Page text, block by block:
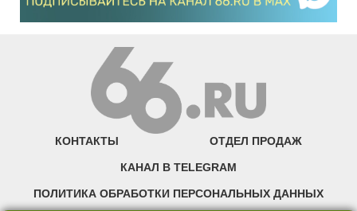
КОНТАКТЫ ОТДЕЛ ПРОДАЖ
КАНАЛ В TELEGRAM
ПОЛИТИКА ОБРАБОТКИ ПЕРСОНАЛЬНЫХ ДАННЫХ